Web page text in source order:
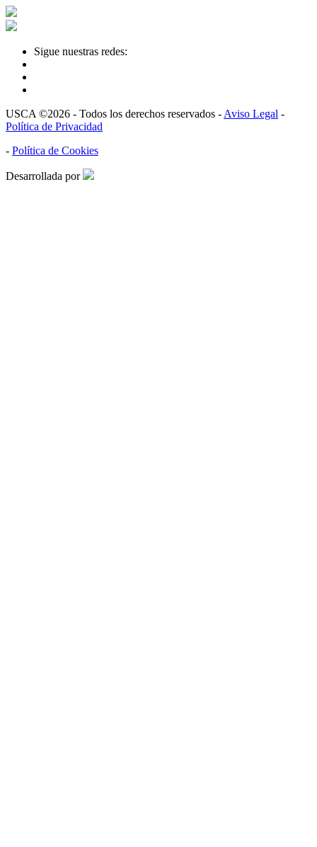
Sigue nuestras redes:
USCA ©2026 - Todos los derechos reservados - Aviso Legal -
Política de Privacidad
- Política de Cookies
Desarrollada por